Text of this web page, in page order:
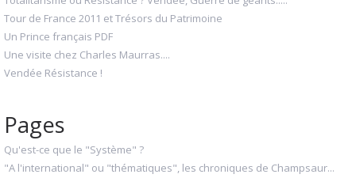
Tour de France 2011 et Trésors du Patrimoine
Un Prince français PDF
Une visite chez Charles Maurras....
Vendée Résistance !
Pages
Qu'est-ce que le "Système" ?
"A l'international" ou "thématiques", les chroniques de Champsaur...